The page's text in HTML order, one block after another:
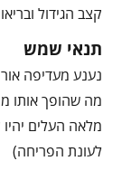
קצב הגידול
תנאי שמש
נענע מעדיפה
מה שהופך אותו
מלאה העלים
לעונת הפריחה)